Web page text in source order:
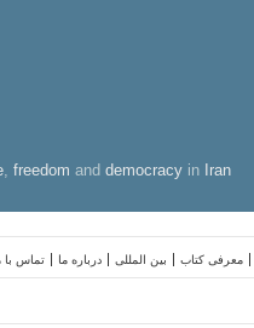
freedom and democracy in Iran
تماس با درباره ما بین المللی معرفی کتاب